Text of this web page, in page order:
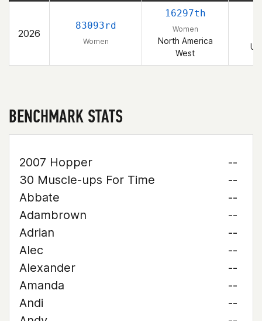
2026
83093rd
Women
16297th
Women
North America
West
BENCHMARK STATS
2007 Hopper
--
30 Muscle-ups For Time
--
Abbate
--
Adambrown
--
Adrian
--
Alec
--
Alexander
--
Amanda
--
Andi
--